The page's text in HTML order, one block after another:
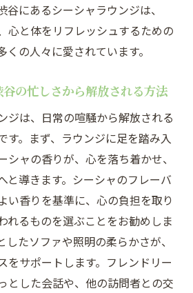
谷にあるシーシャラウンジは、
心と体をリフレッシュするための
の人々に愛されています。
の忙しさから解放される方法
ジは、日常の喧騒から解放される
す。まず、ラウンジに足を踏み入
シャの香りが、心を落ち着かせ、
と導きます。シーシャのフレーバ
い香りを基準に、心の負担を取り
れるものを選ぶことをお勧めしま
したソファや照明の柔らかさが、
をサポートします。フレンドリー
とした会話や、他の訪問者との交